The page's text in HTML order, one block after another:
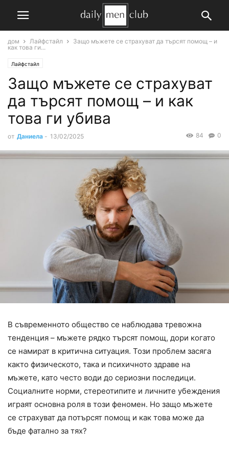
дом Лайфстайл
Защо мъжете се страхуват да търсят помощ – и
как това ги...
Лайфстайл
Защо мъжете се страхуват
да търсят помощ – и как
това ги убива
от Даниела - 13/02/2025 0
84
В съвременното общество се наблюдава тревожна
тенденция – мъжете рядко търсят помощ, дори когато
се намират в критична ситуация. Този проблем засяга
както физическото, така и психичното здраве на
мъжете, като често води до сериозни последици.
Социалните норми, стереотипите и личните убеждения
играят основна роля в този феномен. Но защо мъжете
се страхуват да потърсят помощ и как това може да
бъде фатално за тях?